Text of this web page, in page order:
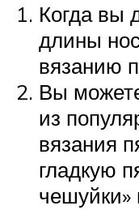
Когда вы
длины
вязанию
Вы
из
вязания
гладкую
чешуйки»